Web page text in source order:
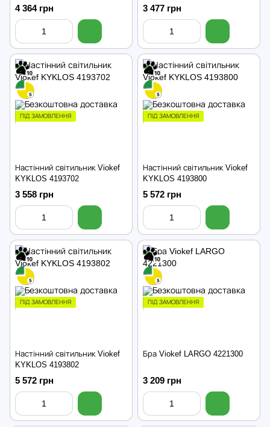
4 364 грн 3 477 грн
ПІД ЗАМОВЛЕННЯ
Настінний світильник Viokef
KYKLOS 4193702
3 558 грн
ПІД ЗАМОВЛЕННЯ
Настінний світильник Viokef
KYKLOS 4193800
5 572 грн
ПІД ЗАМОВЛЕННЯ
Настінний світильник Viokef
KYKLOS 4193802
5 572 грн
ПІД ЗАМОВЛЕННЯ
Бра Viokef LARGO 4221300
3 209 грн